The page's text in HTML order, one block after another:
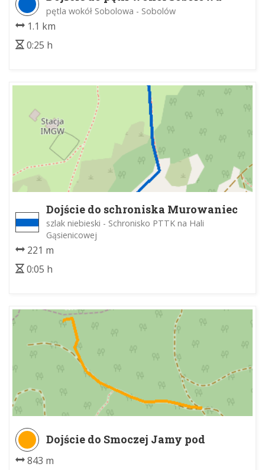
pętla wokół Sobolowa - Sobolów
1.1 km
0:25 h
Dojście do schroniska Murowaniec
szlak niebieski - Schronisko PTTK na Hali
Gąsienicowej
221 m
0:05 h
Dojście do Smoczej Jamy pod
Zubrzym Wierchem z czarnego
szlaku
843 m